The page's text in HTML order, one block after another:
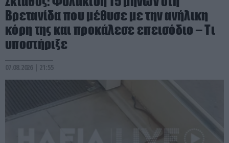
Βρετανίδα που μέθυσε με την ανήλικη
κόρη της και προκάλεσε επεισόδιο – Τι
υποστήριξε
07.08.2026 | 21:55